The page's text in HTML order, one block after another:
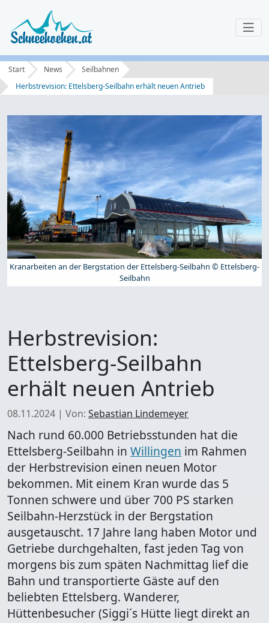
Start News
Seilbahnen
Herbstrevision: Ettelsberg-Seilbahn erhält neuen Antrieb
Kranarbeiten an der Bergstation der Ettelsberg-Seilbahn © Ettelsberg-
Seilbahn
Herbstrevision:
Ettelsberg-Seilbahn
erhält neuen Antrieb
08.11.2024 | Von: Sebastian Lindemeyer
Nach rund 60.000 Betriebsstunden hat die
Ettelsberg-Seilbahn in Willingen im Rahmen
der Herbstrevision einen neuen Motor
bekommen. Mit einem Kran wurde das 5
Tonnen schwere und über 700 PS starken
Seilbahn-Herzstück in der Bergstation
ausgetauscht. 17 Jahre lang haben Motor und
Getriebe durchgehalten, fast jeden Tag von
morgens bis zum späten Nachmittag lief die
Bahn und transportierte Gäste auf den
beliebten Ettelsberg. Wanderer,
Hüttenbesucher (Siggi´s Hütte liegt direkt an